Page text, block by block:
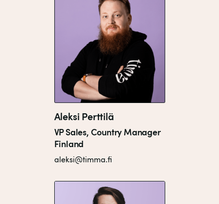
Aleksi Perttilä
VP Sales, Country Manager
Finland
aleksi@timma.fi